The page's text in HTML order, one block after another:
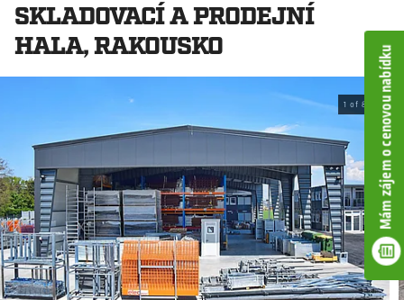
Mám zájem o cenovou nabídku
SKLADOVACÍ A PRODEJNÍ
HALA, RAKOUSKO
1 of 8